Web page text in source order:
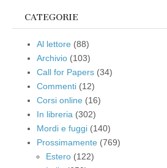
CATEGORIE
Al lettore (88)
Archivio (103)
Call for Papers (34)
Commenti (12)
Corsi online (16)
In libreria (302)
Mordi e fuggi (140)
Prossimamente (769)
Estero (122)